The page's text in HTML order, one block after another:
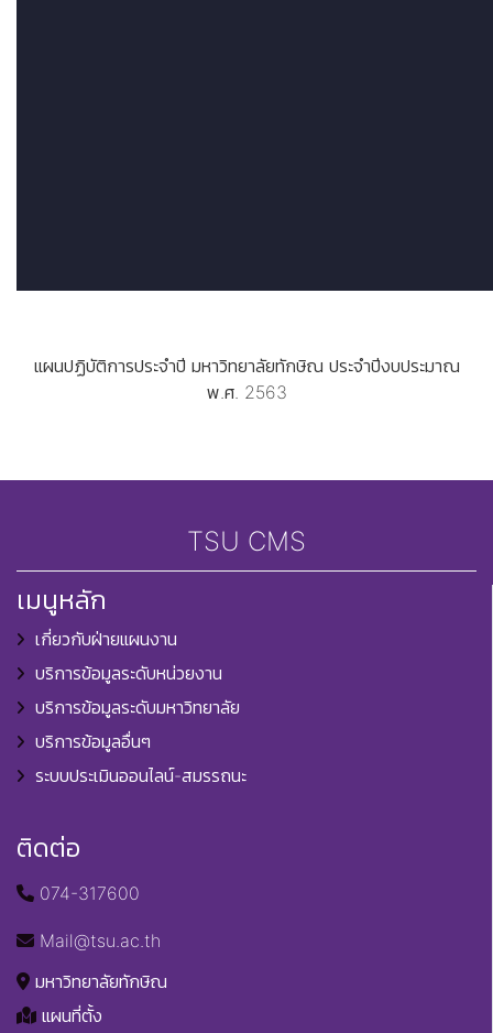
แผนปฏิบัติการประจำปี มหาวิทยาลัยทักษิณ ประจำปีงบประมาณ
พ.ศ. 2563
TSU CMS
เมนูหลัก
เกี่ยวกับฝ่ายแผนงาน
บริการข้อมูลระดับหน่วยงาน
บริการข้อมูลระดับมหาวิทยาลัย
บริการข้อมูลอื่นๆ
ระบบประเมินออนไลน์-สมรรถนะ
ติดต่อ
074-317600
Mail@tsu.ac.th
มหาวิทยาลัยทักษิณ
แผนที่ตั้ง